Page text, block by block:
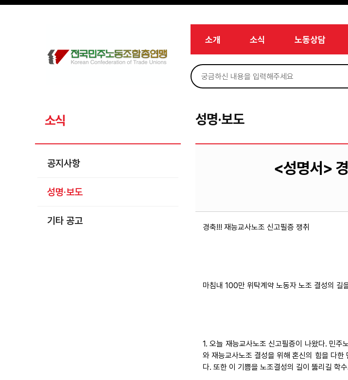
메뉴 건너뛰기
소개 소식 노동상담
소식
공지사항
성명·보도
기타 공고
성명·보도
<성명서>
경축!!! 재능교사노조 신고필증 쟁취
마침내 100만 위탁계약 노동자 노조 결성의 길
1. 오늘 재능교사노조 신고필증이 나왔다. 민
와 재능교사노조 결성을 위해 혼신의 힘을 다
다. 또한 이 기쁨을 노조결성의 길이 뚫리길 학
Sketchbook5, 스케치북5